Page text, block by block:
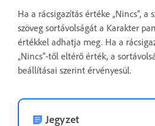
Ha a rácsigazítás értéke „Nincs”, a
szöveg sortávolságát a Karakter
értékkel adhatja meg. Ha a
„Nincs”-től eltérő érték, a
beállításai szerint érvényesül.
Jegyzet